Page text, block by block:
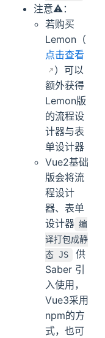
注意⚠️：
若购买
Lemon（
点击查看
）可以
额外获得
Lemon版
的流程设
计器与表
单设计器
Vue2基础
版会将流
程设计
器、表单
设计器 编
译打包成静
态 JS
供
Saber 引
入使用，
Vue3采用
npm的方
式，也可